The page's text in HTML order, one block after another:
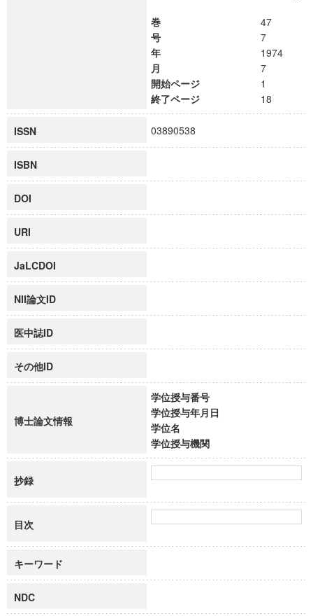
巻
47
号
7
年
1974
月
7
開始ページ
1
終了ページ
18
ISSN 03890538
ISBN
DOI
URI
JaLCDOI
NII論文ID
医中誌ID
その他ID
博士論文情報
学位授与番号
学位授与年月日
学位名
学位授与機関
抄録
目次
キーワード
NDC